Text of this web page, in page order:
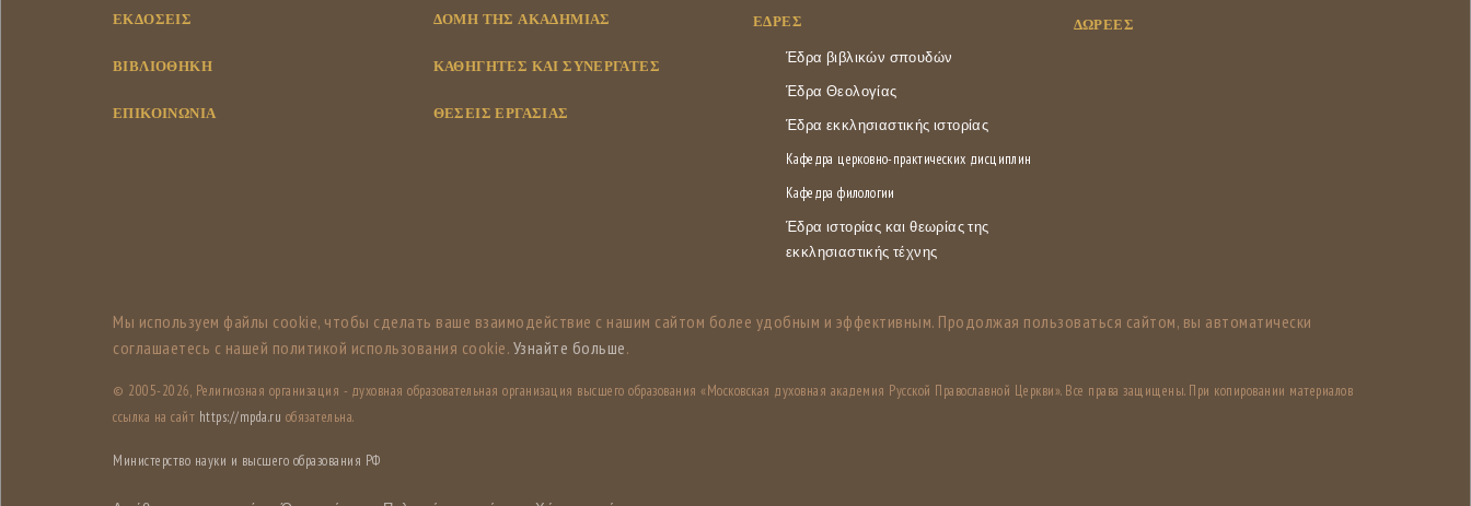
ΕΚΔΌΣΕΙΣ
ΒΙΒΛΙΟΘΉΚΗ
ΕΠΙΚΟΙΝΩΝΊΑ
ΔΟΜΉ ΤΗΣ ΑΚΑΔΗΜΊΑΣ
ΚΑΘΗΓΗΤΈΣ ΚΑΙ ΣΥΝΕΡΓΆΤΕΣ
ΘΈΣΕΙΣ ΕΡΓΑΣΊΑΣ
ΕΔΡΕΣ
Έδρα βιβλικών σπουδών
Έδρα Θεολογίας
Έδρα εκκλησιαστικής ιστορίας
Кафедра церковно-практических дисциплин
Кафедра филологии
Έδρα ιστορίας και θεωρίας της
εκκλησιαστικής τέχνης
ΔΩΡΕΕΣ
Мы используем файлы cookie, чтобы сделать ваше взаимодействие с нашим сайтом более удобным и эффективным. Продолжая пользоваться сайтом, вы автоматически
соглашаетесь с нашей политикой использования cookie. Узнайте больше.
© 2005-2026, Религиозная организация - духовная образовательная организация высшего образования «Московская духовная академия Русской Православной Церкви». Все права защищены. При копировании материалов
ссылка на сайт https://mpda.ru обязательна.
Министерство науки и высшего образования РФ